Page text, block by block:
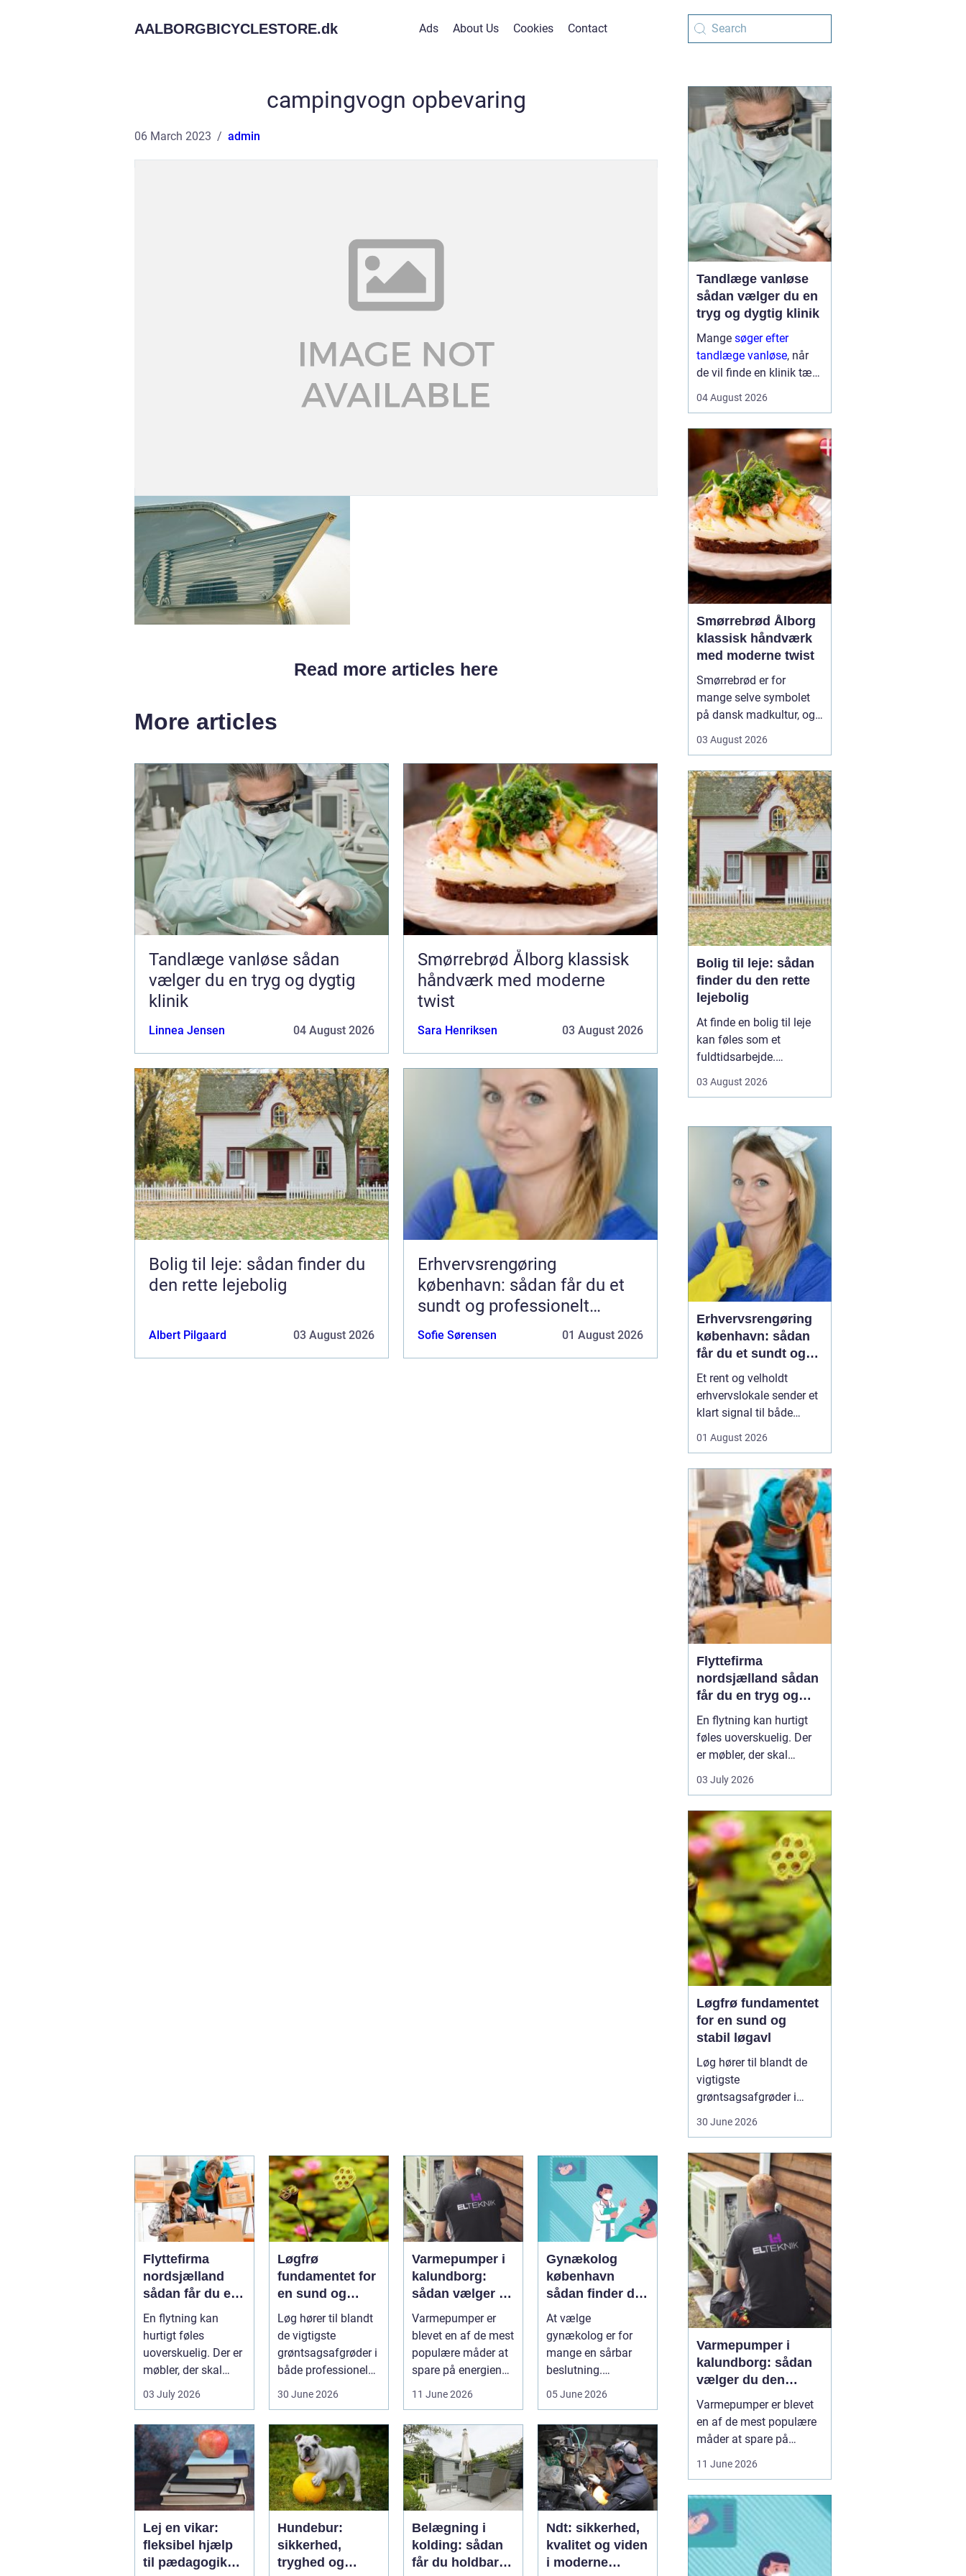
AALBORGBICYCLESTORE.dk Ads About Us Cookies Contact
campingvogn opbevaring
06 March 2023 admin
Read more articles here
More articles
Tandlæge vanløse sådan
vælger du en tryg og dygtig
klinik
Linnea Jensen 04 August 2026
Smørrebrød Ålborg klassisk
håndværk med moderne
twist
Sara Henriksen 03 August 2026
Bolig til leje: sådan finder du
den rette lejebolig
Albert Pilgaard 03 August 2026
Erhvervsrengøring
københavn: sådan får du et
sundt og professionelt
arbejdsmiljø
Sofie Sørensen 01 August 2026
Flyttefirma
nordsjælland
sådan får du en
tryg og effektiv
flytning
En flytning kan
hurtigt føles
uoverskuelig. Der er
møbler, der skal
bæres, kasser der
skal pakkes, o...
03 July 2026
Løgfrø
fundamentet for
en sund og
stabil løgavl
Løg hører til blandt
de vigtigste
grøntsagsafgrøder i
både professionel
og hobbybaseret
30 June 2026
Varmepumper i
kalundborg:
sådan vælger du
den rigtige
løsning
Varmepumper er
blevet en af de mest
populære måder at
spare på energien
og få et bedre
11 June 2026
Gynækolog
københavn
sådan finder du
tryg og
professionel
hjælp
At vælge
gynækolog er for
mange en sårbar
beslutning.
Undersøgelser og
foregår i intime...
05 June 2026
Lej en vikar:
fleksibel hjælp
til pædagogik
Hundebur:
sikkerhed,
tryghed og
Belægning i
kolding: sådan
får du holdbare
Ndt: sikkerhed,
kvalitet og viden
i moderne
Tandlæge vanløse
sådan vælger du en
tryg og dygtig klinik
Mange søger efter
tandlæge vanløse, når
de vil finde en klinik tæt
fagligt stærk og god til
flere handler valget ikke
kun om pris og
beliggenhed, men i h...
04 August 2026
Smørrebrød Ålborg
klassisk håndværk
med moderne twist
Smørrebrød er for
mange selve symbolet
på dansk madkultur, og i
i bedste velgående. Her
klassiske stykker med
sild, æg og rejer og nyere
udgaver med grøntsager,
specialiteter fra lokale
slagtere og kre...
03 August 2026
Bolig til leje: sådan
finder du den rette
lejebolig
At finde en bolig til leje
kan føles som et
fuldtidsarbejde.
priserne varierer, og det
gennemskue, hvad du
egentlig får for pengene.
Samtidig fylder
spørgsmål om
beliggenhed, ...
03 August 2026
Erhvervsrengøring
københavn: sådan
får du et sundt og
professionelt
arbejdsmiljø
Et rent og velholdt
erhvervslokale sender et
klart signal til både
Mange virksomheder i
først værdien af
professionel rengøring,
når støvniveauet stiger,
medarbejdere klager
over indeklimaet, eller
kunder kom...
01 August 2026
Flyttefirma
nordsjælland sådan
får du en tryg og
effektiv flytning
En flytning kan hurtigt
føles uoverskuelig. Der
er møbler, der skal
bæres, kasser der skal
pakkes, og ofte en stram
Mange i Nordsjælland
vælger derfor at bruge et
professionelt flyttefirma,
som kan tage sig af det
tunge arbej...
03 July 2026
Løgfrø fundamentet
for en sund og
stabil løgavl
Løg hører til blandt de
vigtigste
grøntsagsafgrøder i
ensartet løg ligger et
veludvikletLøgfrø, som
er tilpasset klima,
jordtype og
dyrkningssy...
30 June 2026
Varmepumper i
kalundborg: sådan
vælger du den
rigtige løsning
Varmepumper er blevet
en af de mest populære
måder at spare på
Kalundborg står over for
samme spørgsmål: Skal
vi skifte den gamle
varmekilde ud, og er en
11 June 2026